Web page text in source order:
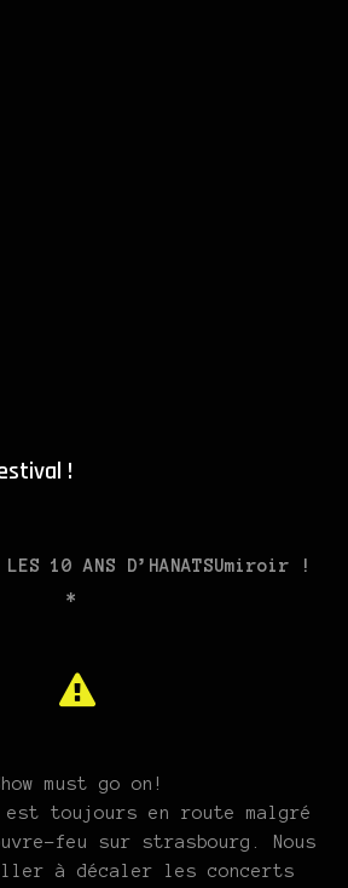
!
10 ANS D’HANATSUmiroir !
*
must go on!
toujours en route malgré
feu sur strasbourg. Nous
à décaler les concerts